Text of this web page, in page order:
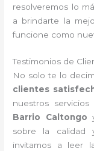
resolveremos lo
a brindarte la
funcione como
Testimonios de
No solo te lo
clientes
nuestros servicios
Barrio Caltongo
sobre la calidad
invitamos a leer